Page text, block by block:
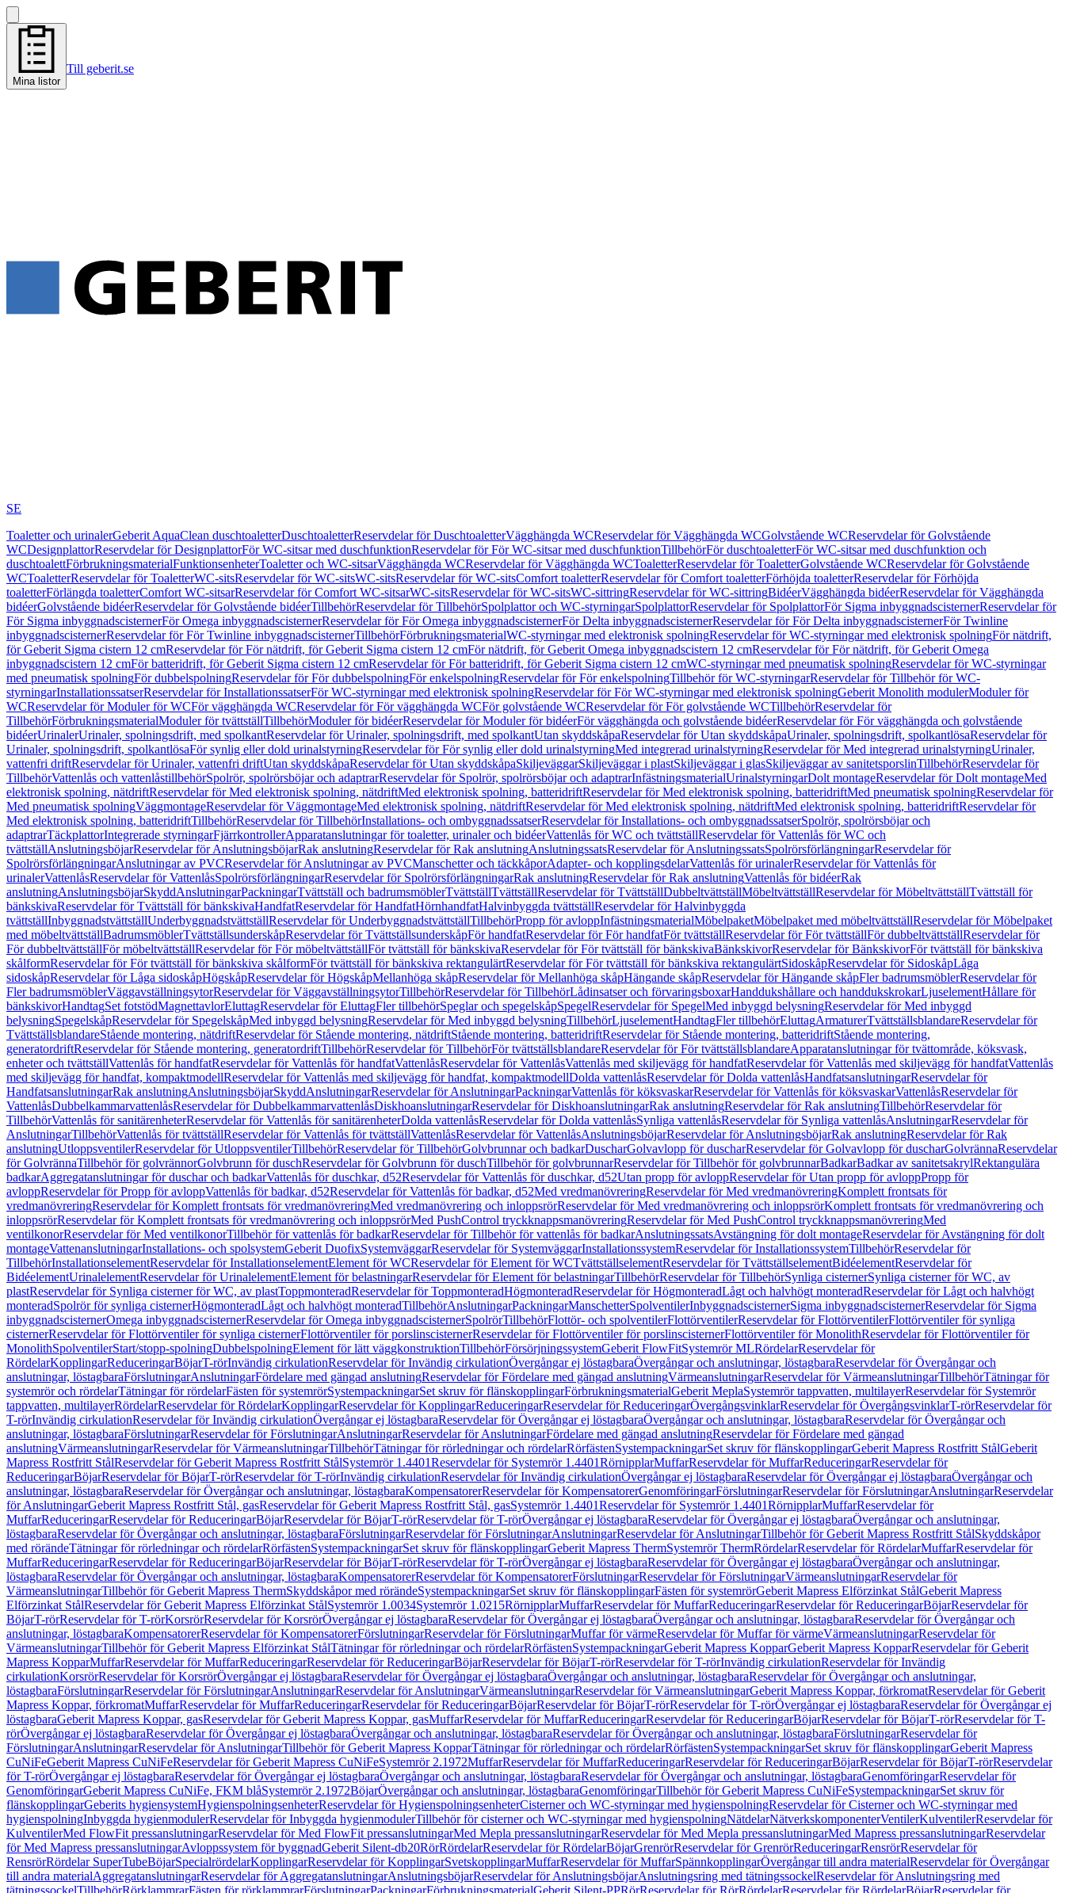
Mina listor
Till geberit.se
SE
Toaletter och urinalerGeberit AquaClean duschtoaletterDuschtoaletterReservdelar för DuschtoaletterVägghängda WCReservdelar för Vägghängda WCGolvstående WCReservdelar för Golvstående
WCDesignplattorReservdelar för DesignplattorFör WC-sitsar med duschfunktionReservdelar för För WC-sitsar med duschfunktionTillbehörFör duschtoaletterFör WC-sitsar med duschfunktion och
duschtoalettFörbrukningsmaterialFunktionsenheterToaletter och WC-sitsarVägghängda WCReservdelar för Vägghängda WCToaletterReservdelar för ToaletterGolvstående WCReservdelar för Golvstående
WCToaletterReservdelar för ToaletterWC-sitsReservdelar för WC-sitsWC-sitsReservdelar för WC-sitsComfort toaletterReservdelar för Comfort toaletterFörhöjda toaletterReservdelar för Förhöjda
toaletterFörlängda toaletterComfort WC-sitsarReservdelar för Comfort WC-sitsarWC-sitsReservdelar för WC-sitsWC-sittringReservdelar för WC-sittringBidéerVägghängda bidéerReservdelar för Vägghängda
bidéerGolvstående bidéerReservdelar för Golvstående bidéerTillbehörReservdelar för TillbehörSpolplattor och WC-styrningarSpolplattorReservdelar för SpolplattorFör Sigma inbyggnadscisternerReservdelar för
För Sigma inbyggnadscisternerFör Omega inbyggnadscisternerReservdelar för För Omega inbyggnadscisternerFör Delta inbyggnadscisternerReservdelar för För Delta inbyggnadscisternerFör Twinline
inbyggnadscisternerReservdelar för För Twinline inbyggnadscisternerTillbehörFörbrukningsmaterialWC-styrningar med elektronisk spolningReservdelar för WC-styrningar med elektronisk spolningFör nätdrift,
för Geberit Sigma cistern 12 cmReservdelar för För nätdrift, för Geberit Sigma cistern 12 cmFör nätdrift, för Geberit Omega inbyggnadscistern 12 cmReservdelar för För nätdrift, för Geberit Omega
inbyggnadscistern 12 cmFör batteridrift, för Geberit Sigma cistern 12 cmReservdelar för För batteridrift, för Geberit Sigma cistern 12 cmWC-styrningar med pneumatisk spolningReservdelar för WC-styrningar
med pneumatisk spolningFör dubbelspolningReservdelar för För dubbelspolningFör enkelspolningReservdelar för För enkelspolningTillbehör för WC-styrningarReservdelar för Tillbehör för WC-
styrningarInstallationssatserReservdelar för InstallationssatserFör WC-styrningar med elektronisk spolningReservdelar för För WC-styrningar med elektronisk spolningGeberit Monolith modulerModuler för
WCReservdelar för Moduler för WCFör vägghängda WCReservdelar för För vägghängda WCFör golvstående WCReservdelar för För golvstående WCTillbehörReservdelar för
TillbehörFörbrukningsmaterialModuler för tvättställTillbehörModuler för bidéerReservdelar för Moduler för bidéerFör vägghängda och golvstående bidéerReservdelar för För vägghängda och golvstående
bidéerUrinalerUrinaler, spolningsdrift, med spolkantReservdelar för Urinaler, spolningsdrift, med spolkantUtan skyddskåpaReservdelar för Utan skyddskåpaUrinaler, spolningsdrift, spolkantlösaReservdelar för
Urinaler, spolningsdrift, spolkantlösaFör synlig eller dold urinalstyrningReservdelar för För synlig eller dold urinalstyrningMed integrerad urinalstyrningReservdelar för Med integrerad urinalstyrningUrinaler,
vattenfri driftReservdelar för Urinaler, vattenfri driftUtan skyddskåpaReservdelar för Utan skyddskåpaSkiljeväggarSkiljeväggar i plastSkiljeväggar i glasSkiljeväggar av sanitetsporslinTillbehörReservdelar för
TillbehörVattenlås och vattenlåstillbehörSpolrör, spolrörsböjar och adaptrarReservdelar för Spolrör, spolrörsböjar och adaptrarInfästningsmaterialUrinalstyrningarDolt montageReservdelar för Dolt montageMed
elektronisk spolning, nätdriftReservdelar för Med elektronisk spolning, nätdriftMed elektronisk spolning, batteridriftReservdelar för Med elektronisk spolning, batteridriftMed pneumatisk spolningReservdelar för
Med pneumatisk spolningVäggmontageReservdelar för VäggmontageMed elektronisk spolning, nätdriftReservdelar för Med elektronisk spolning, nätdriftMed elektronisk spolning, batteridriftReservdelar för
Med elektronisk spolning, batteridriftTillbehörReservdelar för TillbehörInstallations- och ombyggnadssatserReservdelar för Installations- och ombyggnadssatserSpolrör, spolrörsböjar och
adaptrarTäckplattorIntegrerade styrningarFjärrkontrollerApparatanslutningar för toaletter, urinaler och bidéerVattenlås för WC och tvättställReservdelar för Vattenlås för WC och
tvättställAnslutningsböjarReservdelar för AnslutningsböjarRak anslutningReservdelar för Rak anslutningAnslutningssatsReservdelar för AnslutningssatsSpolrörsförlängningarReservdelar för
SpolrörsförlängningarAnslutningar av PVCReservdelar för Anslutningar av PVCManschetter och täckkåporAdapter- och kopplingsdelarVattenlås för urinalerReservdelar för Vattenlås för
urinalerVattenlåsReservdelar för VattenlåsSpolrörsförlängningarReservdelar för SpolrörsförlängningarRak anslutningReservdelar för Rak anslutningVattenlås för bidéerRak
anslutningAnslutningsböjarSkyddAnslutningarPackningarTvättställ och badrumsmöblerTvättställTvättställReservdelar för TvättställDubbeltvättställMöbeltvättställReservdelar för MöbeltvättställTvättställ för
bänkskivaReservdelar för Tvättställ för bänkskivaHandfatReservdelar för HandfatHörnhandfatHalvinbyggda tvättställReservdelar för Halvinbyggda
tvättställInbyggnadstvättställUnderbyggnadstvättställReservdelar för UnderbyggnadstvättställTillbehörPropp för avloppInfästningsmaterialMöbelpaketMöbelpaket med möbeltvättställReservdelar för Möbelpaket
med möbeltvättställBadrumsmöblerTvättställsunderskåpReservdelar för TvättställsunderskåpFör handfatReservdelar för För handfatFör tvättställReservdelar för För tvättställFör dubbeltvättställReservdelar för
För dubbeltvättställFör möbeltvättställReservdelar för För möbeltvättställFör tvättställ för bänkskivaReservdelar för För tvättställ för bänkskivaBänkskivorReservdelar för BänkskivorFör tvättställ för bänkskiva
skålformReservdelar för För tvättställ för bänkskiva skålformFör tvättställ för bänkskiva rektangulärtReservdelar för För tvättställ för bänkskiva rektangulärtSidoskåpReservdelar för SidoskåpLåga
sidoskåpReservdelar för Låga sidoskåpHögskåpReservdelar för HögskåpMellanhöga skåpReservdelar för Mellanhöga skåpHängande skåpReservdelar för Hängande skåpFler badrumsmöblerReservdelar för
Fler badrumsmöblerVäggavställningsytorReservdelar för VäggavställningsytorTillbehörReservdelar för TillbehörLådinsatser och förvaringsboxarHanddukshållare och handdukskrokarLjuselementHållare för
bänkskivorHandtagSet fotstödMagnettavlorEluttagReservdelar för EluttagFler tillbehörSpeglar och spegelskåpSpegelReservdelar för SpegelMed inbyggd belysningReservdelar för Med inbyggd
belysningSpegelskåpReservdelar för SpegelskåpMed inbyggd belysningReservdelar för Med inbyggd belysningTillbehörLjuselementHandtagFler tillbehörEluttagArmaturerTvättställsblandareReservdelar för
TvättställsblandareStående montering, nätdriftReservdelar för Stående montering, nätdriftStående montering, batteridriftReservdelar för Stående montering, batteridriftStående montering,
generatordriftReservdelar för Stående montering, generatordriftTillbehörReservdelar för TillbehörFör tvättställsblandareReservdelar för För tvättställsblandareApparatanslutningar för tvättområde, köksvask,
enheter och tvättställVattenlås för handfatReservdelar för Vattenlås för handfatVattenlåsReservdelar för VattenlåsVattenlås med skiljevägg för handfatReservdelar för Vattenlås med skiljevägg för handfatVattenlås
med skiljevägg för handfat, kompaktmodellReservdelar för Vattenlås med skiljevägg för handfat, kompaktmodellDolda vattenlåsReservdelar för Dolda vattenlåsHandfatsanslutningarReservdelar för
HandfatsanslutningarRak anslutningAnslutningsböjarSkyddAnslutningarReservdelar för AnslutningarPackningarVattenlås för köksvaskarReservdelar för Vattenlås för köksvaskarVattenlåsReservdelar för
VattenlåsDubbelkammarvattenlåsReservdelar för DubbelkammarvattenlåsDiskhoanslutningarReservdelar för DiskhoanslutningarRak anslutningReservdelar för Rak anslutningTillbehörReservdelar för
TillbehörVattenlås för sanitärenheterReservdelar för Vattenlås för sanitärenheterDolda vattenlåsReservdelar för Dolda vattenlåsSynliga vattenlåsReservdelar för Synliga vattenlåsAnslutningarReservdelar för
AnslutningarTillbehörVattenlås för tvättställReservdelar för Vattenlås för tvättställVattenlåsReservdelar för VattenlåsAnslutningsböjarReservdelar för AnslutningsböjarRak anslutningReservdelar för Rak
anslutningUtloppsventilerReservdelar för UtloppsventilerTillbehörReservdelar för TillbehörGolvbrunnar och badkarDuscharGolvavlopp för duscharReservdelar för Golvavlopp för duscharGolvrännaReservdelar
för GolvrännaTillbehör för golvrännorGolvbrunn för duschReservdelar för Golvbrunn för duschTillbehör för golvbrunnarReservdelar för Tillbehör för golvbrunnarBadkarBadkar av sanitetsakrylRektangulära
badkarAggregatanslutningar för duschar och badkarVattenlås för duschkar, d52Reservdelar för Vattenlås för duschkar, d52Utan propp för avloppReservdelar för Utan propp för avloppPropp för
avloppReservdelar för Propp för avloppVattenlås för badkar, d52Reservdelar för Vattenlås för badkar, d52Med vredmanövreringReservdelar för Med vredmanövreringKomplett frontsats för
vredmanövreringReservdelar för Komplett frontsats för vredmanövreringMed vredmanövrering och inloppsrörReservdelar för Med vredmanövrering och inloppsrörKomplett frontsats för vredmanövrering och
inloppsrörReservdelar för Komplett frontsats för vredmanövrering och inloppsrörMed PushControl tryckknappsmanövreringReservdelar för Med PushControl tryckknappsmanövreringMed
ventilkonorReservdelar för Med ventilkonorTillbehör för vattenlås för badkarReservdelar för Tillbehör för vattenlås för badkarAnslutningssatsAvstängning för dolt montageReservdelar för Avstängning för dolt
montageVattenanslutningarInstallations- och spolsystemGeberit DuofixSystemväggarReservdelar för SystemväggarInstallationssystemReservdelar för InstallationssystemTillbehörReservdelar för
TillbehörInstallationselementReservdelar för InstallationselementElement för WCReservdelar för Element för WCTvättställselementReservdelar för TvättställselementBidéelementReservdelar för
BidéelementUrinalelementReservdelar för UrinalelementElement för belastningarReservdelar för Element för belastningarTillbehörReservdelar för TillbehörSynliga cisternerSynliga cisterner för WC, av
plastReservdelar för Synliga cisterner för WC, av plastToppmonteradReservdelar för ToppmonteradHögmonteradReservdelar för HögmonteradLågt och halvhögt monteradReservdelar för Lågt och halvhögt
monteradSpolrör för synliga cisternerHögmonteradLågt och halvhögt monteradTillbehörAnslutningarPackningarManschetterSpolventilerInbyggnadscisternerSigma inbyggnadscisternerReservdelar för Sigma
inbyggnadscisternerOmega inbyggnadscisternerReservdelar för Omega inbyggnadscisternerSpolrörTillbehörFlottör- och spolventilerFlottörventilerReservdelar för FlottörventilerFlottörventiler för synliga
cisternerReservdelar för Flottörventiler för synliga cisternerFlottörventiler för porslinscisternerReservdelar för Flottörventiler för porslinscisternerFlottörventiler för MonolithReservdelar för Flottörventiler för
MonolithSpolventilerStart/stopp-spolningDubbelspolningElement för lätt väggkonstruktionTillbehörFörsörjningssystemGeberit FlowFitSystemrör MLRördelarReservdelar för
RördelarKopplingarReduceringarBöjarT-rörInvändig cirkulationReservdelar för Invändig cirkulationÖvergångar ej löstagbaraÖvergångar och anslutningar, löstagbaraReservdelar för Övergångar och
anslutningar, löstagbaraFörslutningarAnslutningarFördelare med gängad anslutningReservdelar för Fördelare med gängad anslutningVärmeanslutningarReservdelar för VärmeanslutningarTillbehörTätningar för
systemrör och rördelarTätningar för rördelarFästen för systemrörSystempackningarSet skruv för flänskopplingarFörbrukningsmaterialGeberit MeplaSystemrör tappvatten, multilayerReservdelar för Systemrör
tappvatten, multilayerRördelarReservdelar för RördelarKopplingarReservdelar för KopplingarReduceringarReservdelar för ReduceringarÖvergångsvinklarReservdelar för ÖvergångsvinklarT-rörReservdelar för
T-rörInvändig cirkulationReservdelar för Invändig cirkulationÖvergångar ej löstagbaraReservdelar för Övergångar ej löstagbaraÖvergångar och anslutningar, löstagbaraReservdelar för Övergångar och
anslutningar, löstagbaraFörslutningarReservdelar för FörslutningarAnslutningarReservdelar för AnslutningarFördelare med gängad anslutningReservdelar för Fördelare med gängad
anslutningVärmeanslutningarReservdelar för VärmeanslutningarTillbehörTätningar för rörledningar och rördelarRörfästenSystempackningarSet skruv för flänskopplingarGeberit Mapress Rostfritt StålGeberit
Mapress Rostfritt StålReservdelar för Geberit Mapress Rostfritt StålSystemrör 1.4401Reservdelar för Systemrör 1.4401RörnipplarMuffarReservdelar för MuffarReduceringarReservdelar för
ReduceringarBöjarReservdelar för BöjarT-rörReservdelar för T-rörInvändig cirkulationReservdelar för Invändig cirkulationÖvergångar ej löstagbaraReservdelar för Övergångar ej löstagbaraÖvergångar och
anslutningar, löstagbaraReservdelar för Övergångar och anslutningar, löstagbaraKompensatorerReservdelar för KompensatorerGenomföringarFörslutningarReservdelar för FörslutningarAnslutningarReservdelar
för AnslutningarGeberit Mapress Rostfritt Stål, gasReservdelar för Geberit Mapress Rostfritt Stål, gasSystemrör 1.4401Reservdelar för Systemrör 1.4401RörnipplarMuffarReservdelar för
MuffarReduceringarReservdelar för ReduceringarBöjarReservdelar för BöjarT-rörReservdelar för T-rörÖvergångar ej löstagbaraReservdelar för Övergångar ej löstagbaraÖvergångar och anslutningar,
löstagbaraReservdelar för Övergångar och anslutningar, löstagbaraFörslutningarReservdelar för FörslutningarAnslutningarReservdelar för AnslutningarTillbehör för Geberit Mapress Rostfritt StålSkyddskåpor
med rörändeTätningar för rörledningar och rördelarRörfästenSystempackningarSet skruv för flänskopplingarGeberit Mapress ThermSystemrör ThermRördelarReservdelar för RördelarMuffarReservdelar för
MuffarReduceringarReservdelar för ReduceringarBöjarReservdelar för BöjarT-rörReservdelar för T-rörÖvergångar ej löstagbaraReservdelar för Övergångar ej löstagbaraÖvergångar och anslutningar,
löstagbaraReservdelar för Övergångar och anslutningar, löstagbaraKompensatorerReservdelar för KompensatorerFörslutningarReservdelar för FörslutningarVärmeanslutningarReservdelar för
VärmeanslutningarTillbehör för Geberit Mapress ThermSkyddskåpor med rörändeSystempackningarSet skruv för flänskopplingarFästen för systemrörGeberit Mapress Elförzinkat StålGeberit Mapress
Elförzinkat StålReservdelar för Geberit Mapress Elförzinkat StålSystemrör 1.0034Systemrör 1.0215RörnipplarMuffarReservdelar för MuffarReduceringarReservdelar för ReduceringarBöjarReservdelar för
BöjarT-rörReservdelar för T-rörKorsrörReservdelar för KorsrörÖvergångar ej löstagbaraReservdelar för Övergångar ej löstagbaraÖvergångar och anslutningar, löstagbaraReservdelar för Övergångar och
anslutningar, löstagbaraKompensatorerReservdelar för KompensatorerFörslutningarReservdelar för FörslutningarMuffar för värmeReservdelar för Muffar för värmeVärmeanslutningarReservdelar för
VärmeanslutningarTillbehör för Geberit Mapress Elförzinkat StålTätningar för rörledningar och rördelarRörfästenSystempackningarGeberit Mapress KopparGeberit Mapress KopparReservdelar för Geberit
Mapress KopparMuffarReservdelar för MuffarReduceringarReservdelar för ReduceringarBöjarReservdelar för BöjarT-rörReservdelar för T-rörInvändig cirkulationReservdelar för Invändig
cirkulationKorsrörReservdelar för KorsrörÖvergångar ej löstagbaraReservdelar för Övergångar ej löstagbaraÖvergångar och anslutningar, löstagbaraReservdelar för Övergångar och anslutningar,
löstagbaraFörslutningarReservdelar för FörslutningarAnslutningarReservdelar för AnslutningarVärmeanslutningarReservdelar för VärmeanslutningarGeberit Mapress Koppar, förkromatReservdelar för Geberit
Mapress Koppar, förkromatMuffarReservdelar för MuffarReduceringarReservdelar för ReduceringarBöjarReservdelar för BöjarT-rörReservdelar för T-rörÖvergångar ej löstagbaraReservdelar för Övergångar ej
löstagbaraGeberit Mapress Koppar, gasReservdelar för Geberit Mapress Koppar, gasMuffarReservdelar för MuffarReduceringarReservdelar för ReduceringarBöjarReservdelar för BöjarT-rörReservdelar för T-
rörÖvergångar ej löstagbaraReservdelar för Övergångar ej löstagbaraÖvergångar och anslutningar, löstagbaraReservdelar för Övergångar och anslutningar, löstagbaraFörslutningarReservdelar för
FörslutningarAnslutningarReservdelar för AnslutningarTillbehör för Geberit Mapress KopparTätningar för rörledningar och rördelarRörfästenSystempackningarSet skruv för flänskopplingarGeberit Mapress
CuNiFeGeberit Mapress CuNiFeReservdelar för Geberit Mapress CuNiFeSystemrör 2.1972MuffarReservdelar för MuffarReduceringarReservdelar för ReduceringarBöjarReservdelar för BöjarT-rörReservdelar
för T-rörÖvergångar ej löstagbaraReservdelar för Övergångar ej löstagbaraÖvergångar och anslutningar, löstagbaraReservdelar för Övergångar och anslutningar, löstagbaraGenomföringarReservdelar för
GenomföringarGeberit Mapress CuNiFe, FKM blåSystemrör 2.1972BöjarÖvergångar och anslutningar, löstagbaraGenomföringarTillbehör för Geberit Mapress CuNiFeSystempackningarSet skruv för
flänskopplingarGeberits hygiensystemHygienspolningsenheterReservdelar för HygienspolningsenheterCisterner och WC-styrningar med hygienspolningReservdelar för Cisterner och WC-styrningar med
hygienspolningInbyggda hygienmodulerReservdelar för Inbyggda hygienmodulerTillbehör för cisterner och WC-styrningar med hygienspolningNätdelarNätverkskomponenterVentilerKulventilerReservdelar för
KulventilerMed FlowFit pressanslutningarReservdelar för Med FlowFit pressanslutningarMed Mepla pressanslutningarReservdelar för Med Mepla pressanslutningarMed Mapress pressanslutningarReservdelar
för Med Mapress pressanslutningarAvloppssystem för byggnadGeberit Silent-db20RörRördelarReservdelar för RördelarBöjarGrenrörReservdelar för GrenrörReduceringarRensrörReservdelar för
RensrörRördelar SuperTubeBöjarSpecialrördelarKopplingarReservdelar för KopplingarSvetskopplingarMuffarReservdelar för MuffarSpännkopplingarÖvergångar till andra materialReservdelar för Övergångar
till andra materialAggregatanslutningarReservdelar för AggregatanslutningarAnslutningsböjarReservdelar för AnslutningsböjarAnslutningsring med tätningssockelReservdelar för Anslutningsring med
tätningssockelTillbehörRörklammrarFästen för rörklammrarFörslutningarPackningarFörbrukningsmaterialGeberit Silent-PPRörReservdelar för RörRördelarReservdelar för RördelarBöjarReservdelar för